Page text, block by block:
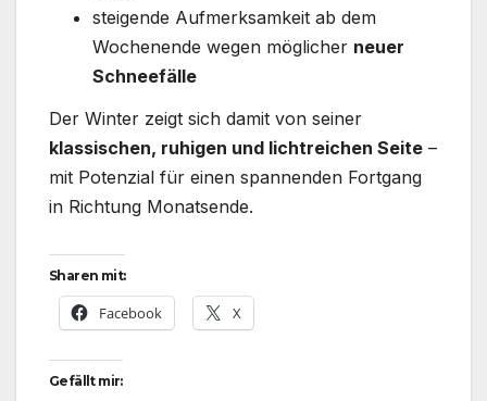
steigende Aufmerksamkeit ab dem
Wochenende wegen möglicher neuer
Schneefälle
Der Winter zeigt sich damit von seiner
klassischen, ruhigen und lichtreichen Seite –
mit Potenzial für einen spannenden Fortgang
in Richtung Monatsende.
Sharen mit:
Facebook X
Gefällt mir: